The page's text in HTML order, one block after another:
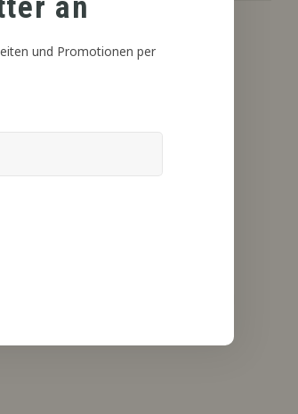
an
und Promotionen per
Endergebnis vermischt und